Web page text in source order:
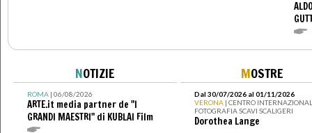
NOTIZIE
ROMA| 06/08/2026
ARTE.it media partner de "I
GRANDI MAESTRI" di KUBLAI Film
MOSTRE
Dal 30/07/2026 al 01/11/2026
VERONA | CENTRO
FOTOGRAFIA SCAVI SCALIGERI
Dorothea Lange